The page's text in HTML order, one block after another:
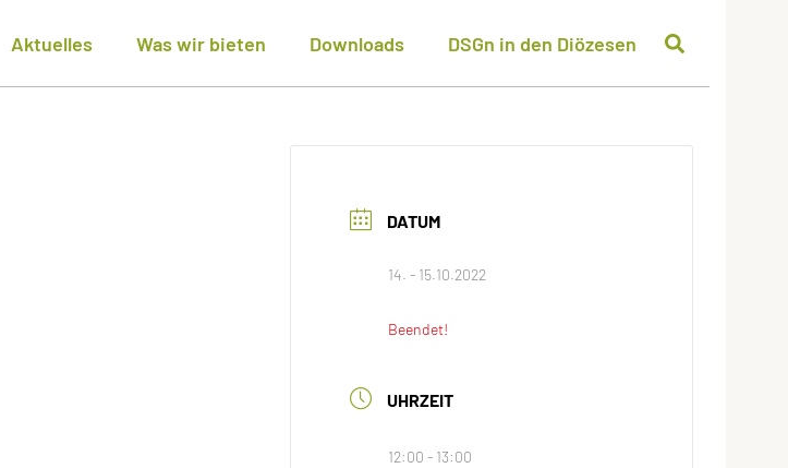
Aktuelles Was wir bieten Downloads DSGn in den Diözesen
DATUM
14. - 15.10.2022
Beendet!
UHRZEIT
12:00 - 13:00